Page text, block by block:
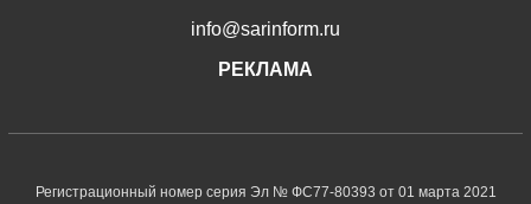
info@sarinform.ru
РЕКЛАМА
Регистрационный номер серия Эл № ФС77-80393 от 01 марта 2021